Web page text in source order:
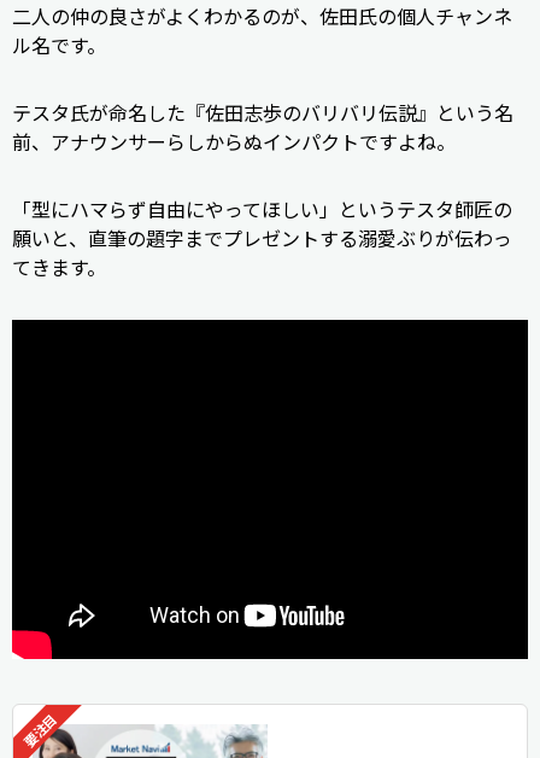
二人の仲の良さがよくわかるのが、佐田氏の個人チャンネ
ル名です。
テスタ氏が命名した『佐田志歩のバリバリ伝説』という名
前、アナウンサーらしからぬインパクトですよね。
「型にハマらず自由にやってほしい」というテスタ師匠の
願いと、直筆の題字までプレゼントする溺愛ぶりが伝わっ
てきます。